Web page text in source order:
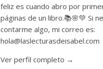
feliz es cuando abro por
páginas de un libro.📚🌸💚 Si
contarme algo, mi correo es:
hola@laslecturasdeisabel.com
Ver perfil completo →